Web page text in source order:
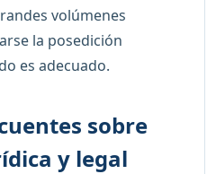
volúmenes
la posedición
es adecuado.
sobre
y legal